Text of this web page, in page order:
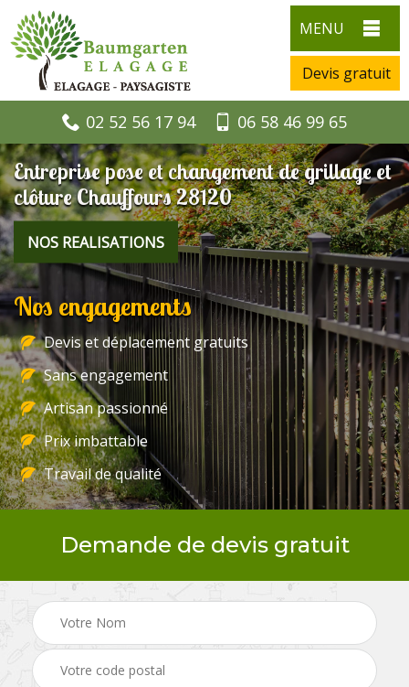
MENU
Devis gratuit
02 52 56 17 94 06 58 46 99 65
Entreprise pose et changement de grillage et
clôture Chauffours 28120
NOS REALISATIONS
Nos engagements
Devis et déplacement gratuits
Sans engagement
Artisan passionné
Prix imbattable
Travail de qualité
Demande de devis gratuit